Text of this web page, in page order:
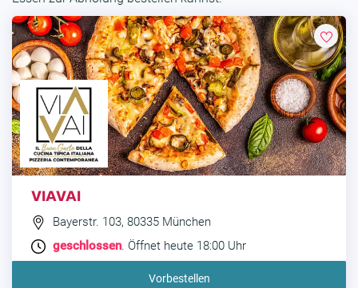
VIAVAI
Bayerstr. 103, 80335 München
geschlossen. Öffnet heute 18:00 Uhr
Vorbestellen